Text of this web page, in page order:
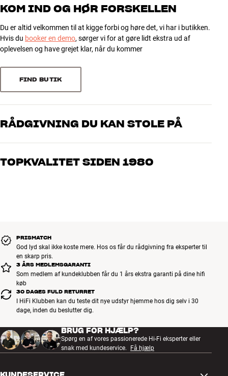
NYHEDER
TILBUD
Kundeservice
Log ind
Kundeservice
KOM IND OG HØR FORSKELLEN
Du er altid velkommen til at kigge forbi og høre det, vi har i butikken.
Hvis du booker en demo, sørger vi for at gøre lidt ekstra ud af
oplevelsen og have grejet klar, når du kommer
FIND BUTIK
RÅDGIVNING DU KAN STOLE PÅ
Vores medarbejdere er ægte entusiaster, som kender produkterne
os, hvad du drømmer om – så finder vi den løsning, der passer
TOPKVALITET SIDEN 1980
PRISMATCH
God lyd skal ikke koste mere. Hos os får du rådgivning fra eksperter til
en skarp pris.
3 ÅRS MEDLEMSGARANTI
Som medlem af kundeklubben får du 1 års ekstra garanti på dine hifi
køb
30 DAGES FULD RETURRET
I HiFi Klubben kan du teste dit nye udstyr hjemme hos dig selv i 30
dage, inden du beslutter dig.
BRUG FOR HJÆLP?
Spørg en af vores passionerede Hi-Fi eksperter eller
snak med kundeservice.
Få hjælp